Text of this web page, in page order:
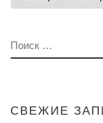
ПОИСК
СВЕЖИЕ